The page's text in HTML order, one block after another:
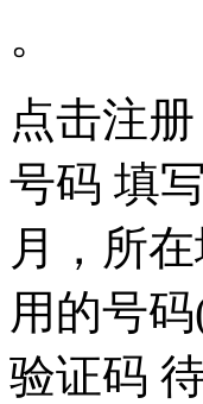
。
点击注
号码 填
月，所
用的号
验证码